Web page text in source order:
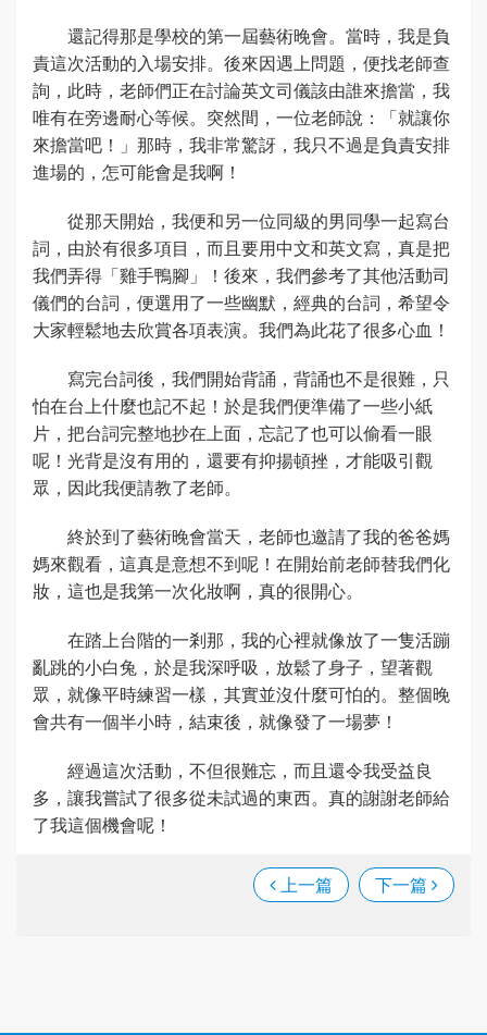
還記得那是學校的第一屆藝術晚會。當時，我是負
責這次活動的入場安排。後來因遇上問題，便找老師查
詢，此時，老師們正在討論英文司儀該由誰來擔當，我
唯有在旁邊耐心等候。突然間，一位老師說：「就讓你
來擔當吧！」那時，我非常驚訝，我只不過是負責安排
進場的，怎可能會是我啊！
從那天開始，我便和另一位同級的男同學一起寫台
詞，由於有很多項目，而且要用中文和英文寫，真是把
我們弄得「雞手鴨腳」！後來，我們參考了其他活動司
儀們的台詞，便選用了一些幽默，經典的台詞，希望令
大家輕鬆地去欣賞各項表演。我們為此花了很多心血！
寫完台詞後，我們開始背誦，背誦也不是很難，只
怕在台上什麼也記不起！於是我們便準備了一些小紙
片，把台詞完整地抄在上面，忘記了也可以偷看一眼
呢！光背是沒有用的，還要有抑揚頓挫，才能吸引觀
眾，因此我便請教了老師。
終於到了藝術晚會當天，老師也邀請了我的爸爸媽
媽來觀看，這真是意想不到呢！在開始前老師替我們化
妝，這也是我第一次化妝啊，真的很開心。
在踏上台階的一剎那，我的心裡就像放了一隻活蹦
亂跳的小白兔，於是我深呼吸，放鬆了身子，望著觀
眾，就像平時練習一樣，其實並沒什麼可怕的。整個晚
會共有一個半小時，結束後，就像發了一場夢！
經過這次活動，不但很難忘，而且還令我受益良
多，讓我嘗試了很多從未試過的東西。真的謝謝老師給
了我這個機會呢！
上一篇 下一篇